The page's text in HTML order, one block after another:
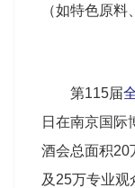
（如特色原料
第115届
日在南京国际
酒会总面积20
及25万专业